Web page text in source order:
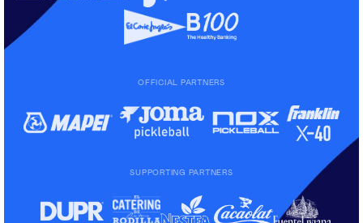
OFFICIAL PARTNERS
SUPPORTING PARTNERS